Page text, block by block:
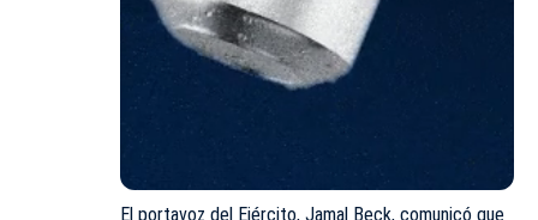
El portavoz del Ejército, Jamal Beck, comunicó que